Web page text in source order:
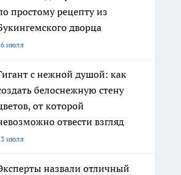
простому рецепту из
дворца
июля
с нежной душой: как
белоснежную стену
от которой
отвести взгляд
июля
назвали отличный